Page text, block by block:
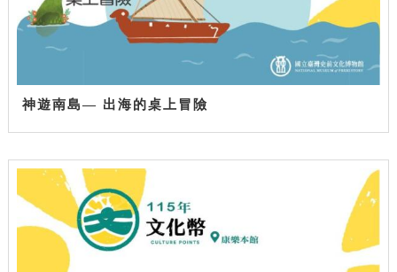
神遊南島— 出海的桌上冒險